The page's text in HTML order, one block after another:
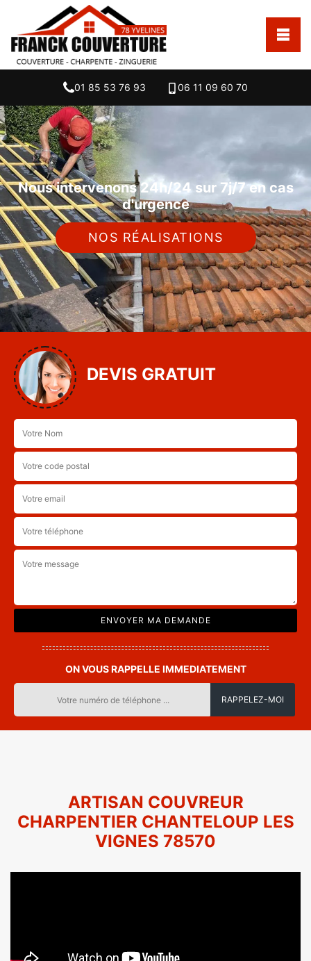
01 85 53 76 93 06 11 09 60 70
Nous intervenons 24h/24 sur 7j/7 en cas
d'urgence
NOS RÉALISATIONS
DEVIS GRATUIT
ON VOUS RAPPELLE IMMEDIATEMENT
ARTISAN COUVREUR
CHARPENTIER CHANTELOUP LES
VIGNES 78570